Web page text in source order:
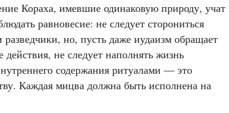
Кораха, имевшие одинаковую природу, учат
равновесие: не следует сторониться
но, пусть даже иудаизм обращает
не следует наполнять жизнь
содержания ритуалами — это
Каждая мицва должна быть исполнена на